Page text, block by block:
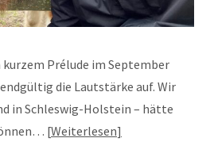
kurzem Prélude im September
die Lautstärke auf. Wir
in Schleswig-Holstein – hätte
Weiterlesen